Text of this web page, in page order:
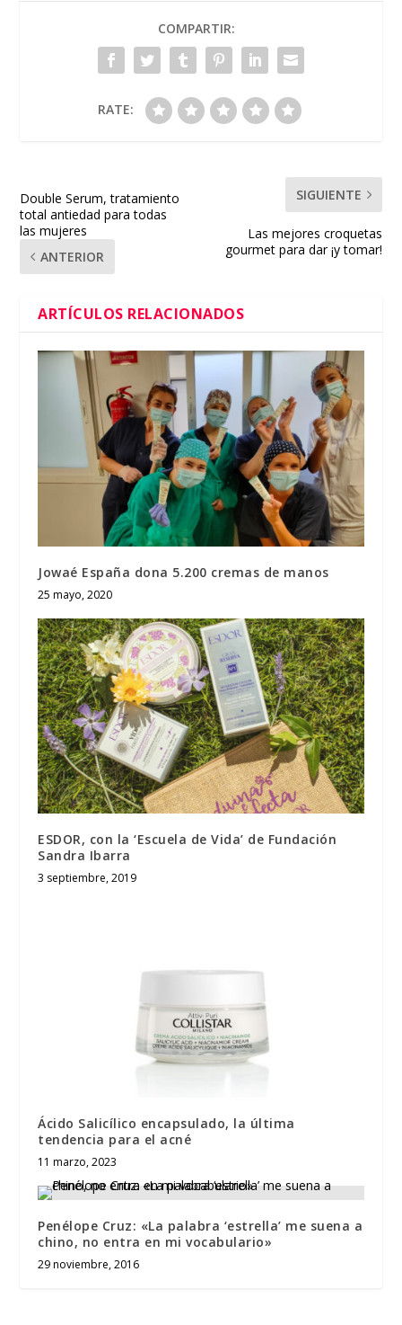
COMPARTIR:
RATE:
Double Serum, tratamiento
total antiedad para todas
las mujeres
ANTERIOR
SIGUIENTE
Las mejores croquetas
gourmet para dar ¡y tomar!
ARTÍCULOS RELACIONADOS
Jowaé España dona 5.200 cremas de manos
25 mayo, 2020
ESDOR, con la ‘Escuela de Vida’ de Fundación
Sandra Ibarra
3 septiembre, 2019
Ácido Salicílico encapsulado, la última
tendencia para el acné
11 marzo, 2023
Penélope Cruz: «La palabra ‘estrella’ me suena a
chino, no entra en mi vocabulario»
29 noviembre, 2016